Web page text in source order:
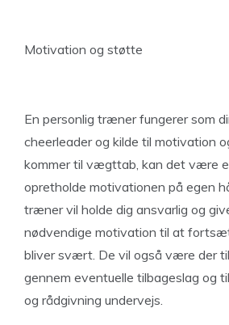
Motivation og støtte
En personlig træner fungerer som
cheerleader og kilde til motivation
kommer til vægttab, kan det være
opretholde motivationen på egen
træner vil holde dig ansvarlig og
nødvendige motivation til at
bliver svært. De vil også være der
gennem eventuelle tilbageslag og
og rådgivning undervejs.